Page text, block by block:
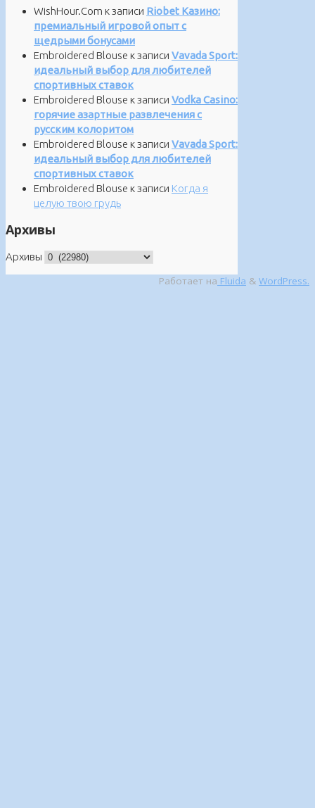
WishHour.Com к записи Riobet Казино:
премиальный игровой опыт с
щедрыми бонусами
Embroidered Blouse к записи Vavada Sport:
идеальный выбор для любителей
спортивных ставок
Embroidered Blouse к записи Vodka Casino:
горячие азартные развлечения с
русским колоритом
Embroidered Blouse к записи Vavada Sport:
идеальный выбор для любителей
спортивных ставок
Embroidered Blouse к записи Когда я
целую твою грудь
Архивы
Архивы
Работает на Fluida & WordPress.